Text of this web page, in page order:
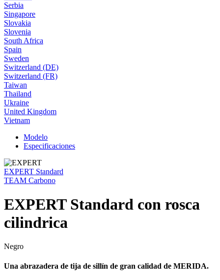
Serbia
Singapore
Slovakia
Slovenia
South Africa
Spain
Sweden
Switzerland (DE)
Switzerland (FR)
Taiwan
Thailand
Ukraine
United Kingdom
Vietnam
Modelo
Especificaciones
EXPERT Standard
TEAM Carbono
EXPERT Standard con rosca
cilindrica
Negro
Una abrazadera de tija de sillín de gran calidad de MERIDA.